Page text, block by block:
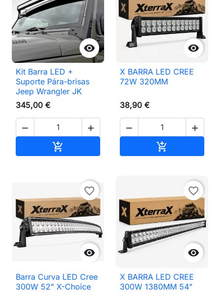

Kit Barra LED +
Suporte Pára-brisas
Jeep Wrangler JK
345,00 €
 


X BARRA LED CREE
72W 320MM
38,90 €
 


favorite_border
Barra Curva LED Cree
300W 52" X-Choice

favorite_border
X BARRA LED CREE
300W 1380MM 54"